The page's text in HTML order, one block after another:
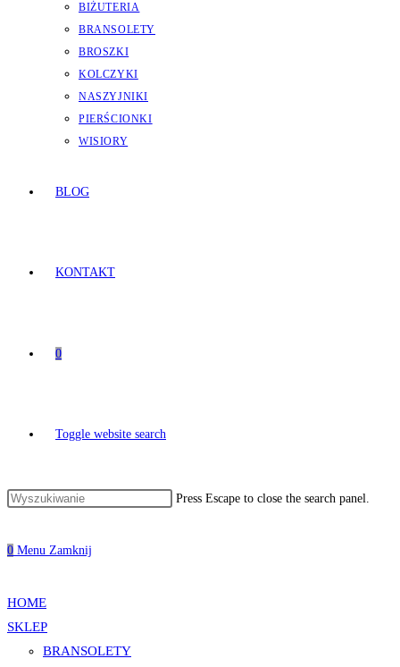
BIŻUTERIA
BRANSOLETY
BROSZKI
KOLCZYKI
NASZYJNIKI
PIERŚCIONKI
WISIORY
BLOG
KONTAKT
0
Toggle website search
Press Escape to close the search panel.
0 Menu Zamknij
HOME
SKLEP
BRANSOLETY